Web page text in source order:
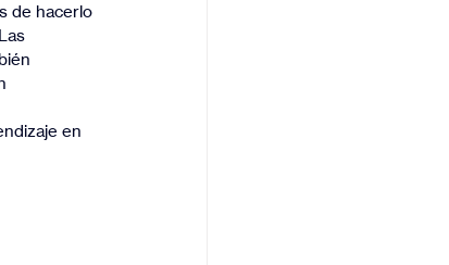
de hacerlo
en